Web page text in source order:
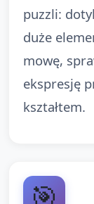
puzzli:
duże
mowę,
ekspresję
kształtem.